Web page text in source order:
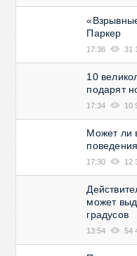
Паркер
17:36 31
10
подарят
17:34 10
Может ли
17:30 12
может
градусов
13:54 54